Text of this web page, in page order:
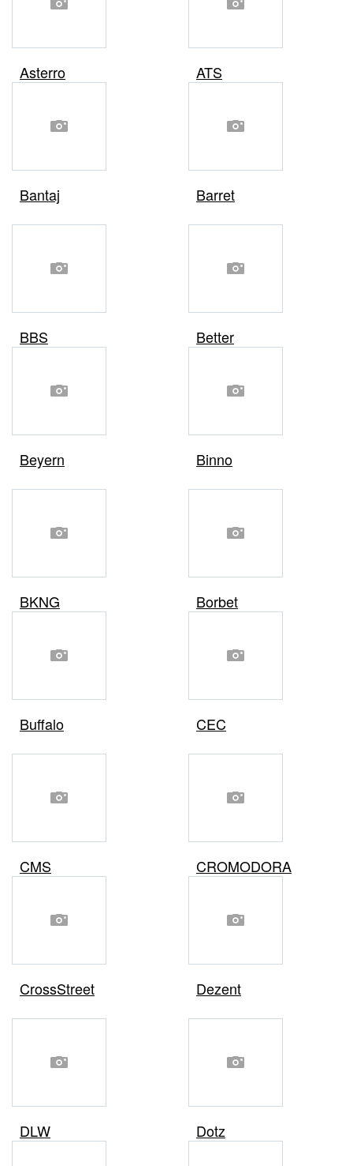
Asterro ATS
Bantaj Barret
BBS Better
Beyern Binno
BKNG Borbet
Buffalo CEC
CMS CROMODORA
CrossStreet Dezent
DLW Dotz